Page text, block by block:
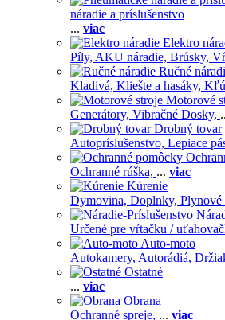
náradie a príslušenstvo
... viac
Elektro
Píly, AKU náradie, Brúsky,
Ručné
Kladivá, Kliešte a hasáky,
Motorové
Generátory, Vibračné Dosky,
Drobný tovar
Autopríslušenstvo, Lepiace
Ochranné rúška, ... viac
Kúrenie
Dymovina, Doplnky, Plynové
Určené pre vŕtačku /
Auto-moto
Autokamery, Autorádiá,
Ostatné
... viac
Obrana
Ochranné spreje, ... viac